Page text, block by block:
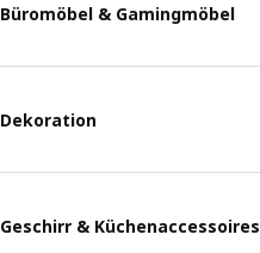
Büromöbel & Gamingmöbel
Dekoration
Geschirr & Küchenaccessoires